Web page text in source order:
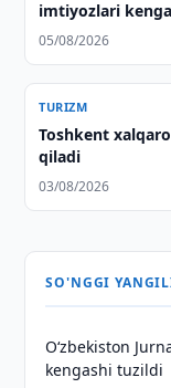
imtiyozlari
05/08/2026
TURIZM
Toshkent
qiladi
03/08/2026
SO'NGGI
O‘zbekiston
kengashi tuzildi